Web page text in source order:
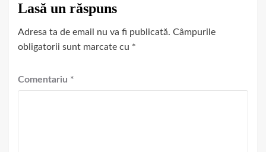
Lasă un răspuns
Adresa ta de email nu va fi publicată. Câmpurile
obligatorii sunt marcate cu *
Comentariu *